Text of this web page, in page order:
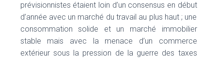
prévisionnistes étaient loin d’un consensus en début
d’année avec un marché du travail au plus haut ; une
consommation solide et un marché immobilier
stable mais avec la menace d’un commerce
extérieur sous la pression de la guerre des taxes